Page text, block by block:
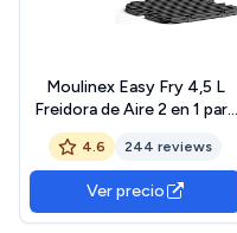
Moulinex Easy Fry 4,5 L
Freidora de Aire 2 en 1 para
Freír o a la Parrilla, Pantalla
Digital Táctil, 16 Programas,
Gran Capacidad, Hasta 6
personas, EZ501A
4.6 244 reviews
Ver precio